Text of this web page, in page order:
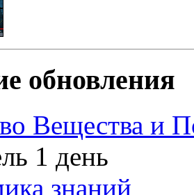
обновления
Вещества и
1 день
знаний